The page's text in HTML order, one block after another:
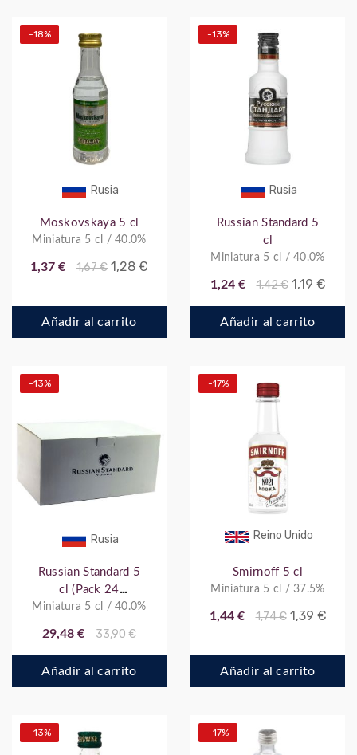
Rusia
-18%
Moskovskaya 5 cl
Miniatura 5 cl / 40.0%
1,37 € 1,67 € 1,28 €
Añadir al carrito
Rusia
-13%
Russian Standard 5
cl
Miniatura 5 cl / 40.0%
1,24 € 1,42 € 1,19 €
Añadir al carrito
Rusia
-13%
Russian Standard 5
cl (Pack 24
botellitas)
Miniatura 5 cl / 40.0%
29,48 € 33,90 €
Añadir al carrito
Reino Unido
-17%
Smirnoff 5 cl
Miniatura 5 cl / 37.5%
1,44 € 1,74 € 1,39 €
Añadir al carrito
-13% -17%